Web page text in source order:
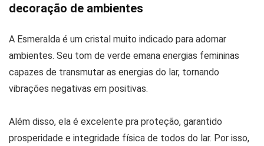
decoração de ambientes
A Esmeralda é um cristal muito indicado para adornar
ambientes. Seu tom de verde emana energias femininas
capazes de transmutar as energias do lar, tornando
vibrações negativas em positivas.
Além disso, ela é excelente pra proteção, garantido
prosperidade e integridade física de todos do lar. Por isso,